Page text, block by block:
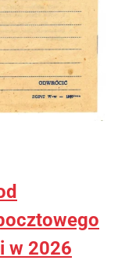
w 2026